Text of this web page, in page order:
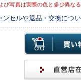
び写真は実際の色と多少異なる
ンセルや返品・交換につ